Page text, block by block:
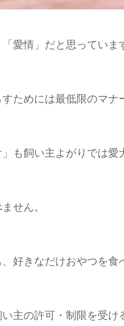
愛情」だと思っていま
ためには最低限のマ
も飼い主よがりでは
せん。
好きなだけおやつを
主の許可・制限を受け